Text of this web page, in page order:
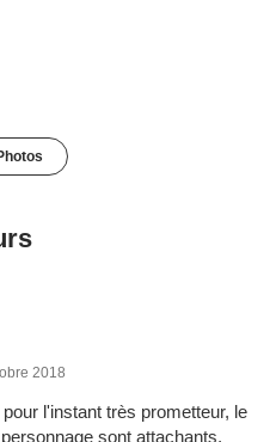
2018
l'instant très prometteur, le
sont attachants,